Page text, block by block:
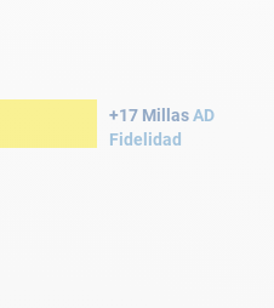
+17 MillasAD
Fidelidad